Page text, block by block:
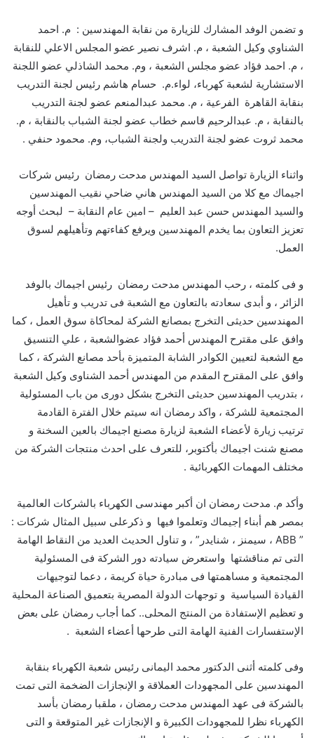
و تضمن الوفد المشارك للزيارة من نقابة المهندسين : م. احمد
الشناوي وكيل الشعبة ، م. اشرف نصير عضو المجلس الاعلي للنقابة
، م. احمد فؤاد عضو مجلس الشعبة ، وم. محمد الشاذلي عضو اللجنة
الاستشارية لشعبة كهرباء، لواء.م. حسام هاشم رئيس لجنة التدريب
بنقابة القاهرة الفرعية ، م. محمد عبدالمنعم عضو لجنة التدريب
بالنقابة ، م. عبدالرحيم قاسم خطاب عضو لجنة الشباب بالنقابة ، م.
محمد ثروت عضو لجنة التدريب ولجنة الشباب، وم. محمود حنفي .
واثناء الزيارة تواصل السيد المهندس مدحت رمضان رئيس شركات
اجيماك مع كلا من السيد المهندس هاني ضاحي نقيب المهندسين
والسيد المهندس حسن عبد العليم – امين عام النقابة – لبحث أوجه
تعزيز التعاون بما يخدم المهندسين ويرفع كفاءتهم وتأهيلهم لسوق
العمل.
و فى كلمته ، رحب المهندس مدحت رمضان رئيس اجيماك بالوفد
الزائر ، و أبدى سعادته بالتعاون مع الشعبة فى تدريب و تأهيل
المهندسين حديثى التخرج بمصانع الشركة لمحاكاة سوق العمل ، كما
وافق على مقترح المهندس أحمد فؤاد عضوالشعبة ، علي التنسيق
مع الشعبة لتعيين الكوادر الشابة المتميزة بأحد مصانع الشركة ، كما
وافق على المقترح المقدم من المهندس أحمد الشناوى وكيل الشعبة
، بتدريب المهندسين حديثى التخرج بشكل دورى من باب المسئولية
المجتمعية للشركة ، واكد رمضان انه سيتم خلال الفترة القادمة
ترتيب زيارة لأعضاء الشعبة لزيارة مصنع اجيماك بالعين السخنة و
مصنع شنت اجيماك بأكتوبر، للتعرف على احدث منتجات الشركة من
مختلف المهمات الكهربائية .
وأكد م. مدحت رمضان ان أكبر مهندسى الكهرباء بالشركات العالمية
بمصر هم أبناء إجيماك وتعلموا فيها و ذكرعلى سبيل المثال شركات :
” ABB ، سيمنز ، شنايدر” ، و تناول الحديث العديد من النقاط الهامة
التى تم مناقشتها واستعرض سيادته دور الشركة فى المسئولية
المجتمعية و مساهمتها فى مبادرة حياة كريمة ، دعما لتوجيهات
القيادة السياسية و توجهات الدولة المصرية بتعميق الصناعة المحلية
و تعظيم الإستفادة من المنتج المحلى.. كما أجاب رمضان على بعض
الإستفسارات الفنية الهامة التى طرحها أعضاء الشعبة .
وفى كلمته أثنى الدكتور محمد اليمانى رئيس شعبة الكهرباء بنقابة
المهندسين على المجهودات العملاقة و الإنجازات الضخمة التى تمت
بالشركة فى عهد المهندس مدحت رمضان ، ملقبا رمضان بأسد
الكهرباء نظرا للمجهودات الكبيرة و الإنجازات غير المتوقعة و التى